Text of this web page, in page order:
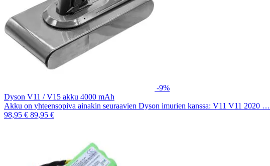
-9%
Dyson V11 / V15 akku 4000 mAh
Akku on yhteensopiva ainakin seuraavien Dyson imurien kanssa: V11 V11 2020 …
98,95 € 89,95 €